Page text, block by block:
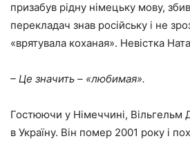
призабув рідну німецьку мову,
перекладач знав російську і не
«врятувала коханая». Невістка
– Це значить – «любимая».
Гостюючи у Німеччині, Вільгельм
в Україну. Він помер 2001 року і